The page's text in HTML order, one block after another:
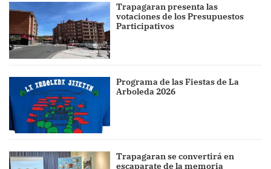
Trapagaran presenta las
votaciones de los Presupuestos
Participativos
Programa de las Fiestas de La
Arboleda 2026
Trapagaran se convertirá en
escaparate de la memoria